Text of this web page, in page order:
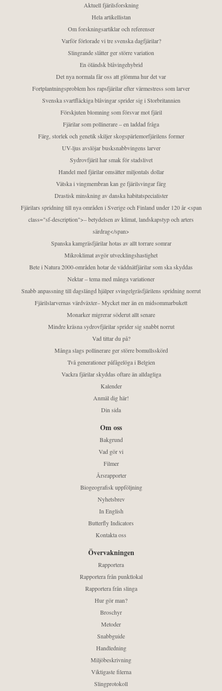
Aktuell fjärilsforskning
Hela artikellistan
Om forskningsartiklar och referenser
Varför förlorade vi tre svenska dagfjärilar?
Slingrande slåtter ger större variation
En öländsk blåvingehybrid
Det nya normala får oss att glömma hur det var
Fortplantningsproblem hos rapsfjärilar efter värmestress som larver
Svenska svartfläckiga blåvingar sprider sig i Storbritannien
Förskjuten blomning som försvar mot fjäril
Fjärilar som pollinerare – en laddad fråga
Färg, storlek och genetik skiljer skogspärlemorfjärilens former
UV-ljus avslöjar busksnabbvingens larver
Sydrovfjäril har smak för stadslivet
Handel med fjärilar omsätter miljontals dollar
Vätska i vingmembran kan ge fjärilsvingar färg
Drastisk minskning av danska habitatspecialister
Fjärilars spridning till nya områden i Sverige och Finland under 120 år <span
class="sf-description">– betydelsen av klimat, landskapstyp och arters
särdrag</span>
Spanska kamgräsfjärilar hotas av allt torrare somrar
Mikroklimat avgör utvecklingshastighet
Bete i Natura 2000-områden hotar de väddnätfjärilar som ska skyddas
Nektar – tema med många variationer
Snabb anpassning till dagslängd hjälper svingelgräsfjärilens spridning norrut
Fjärilslarvernas värdväxter– Mycket mer än en midsommarbukett
Monarker migrerar söderut allt senare
Mindre kräsna sydrovfjärilar sprider sig snabbt norrut
Vad tittar du på?
Många slags pollinerare ger större bomullsskörd
Två generationer påfågelöga i Belgien
Vackra fjärilar skyddas oftare än alldagliga
Kalender
Anmäl dig här!
Din sida
Om oss
Bakgrund
Vad gör vi
Filmer
Årsrapporter
Biogeografisk uppföljning
Nyhetsbrev
In English
Butterfly Indicators
Kontakta oss
Övervakningen
Rapportera
Rapportera från punktlokal
Rapportera från slinga
Hur gör man?
Broschyr
Metoder
Snabbguide
Handledning
Miljöbeskrivning
Viktigaste filerna
Slingprotokoll